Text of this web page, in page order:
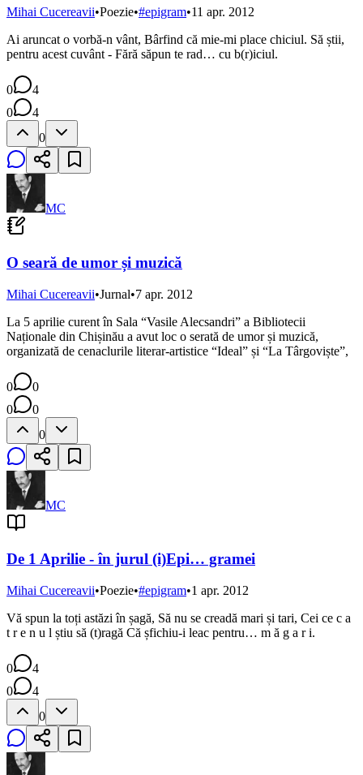
Mihai Cucereavii•Poezie•#epigram•11 apr. 2012
Ai aruncat o vorbă-n vânt, Bârfind că mie-mi place chiciul. Să știi,
pentru acest cuvânt - Fără săpun te rad… cu b(r)iciul.
0
4
0
4
0
MC
O seară de umor și muzică
Mihai Cucereavii•Jurnal•7 apr. 2012
La 5 aprilie curent în Sala “Vasile Alecsandri” a Bibliotecii
Naționale din Chișinău a avut loc o serată de umor și muzică,
organizată de cenaclurile literar-artistice “Ideal” și “La Târgoviște”,
0
0
0
0
0
MC
De 1 Aprilie - în jurul (i)Epi… gramei
Mihai Cucereavii•Poezie•#epigram•1 apr. 2012
Vă spun la toți astăzi în șagă, Să nu se creadă mari și tari, Cei ce c a
t r e n u l știu să (t)ragă Că șfichiu-i leac pentru… m ă g a r i.
0
4
0
4
0